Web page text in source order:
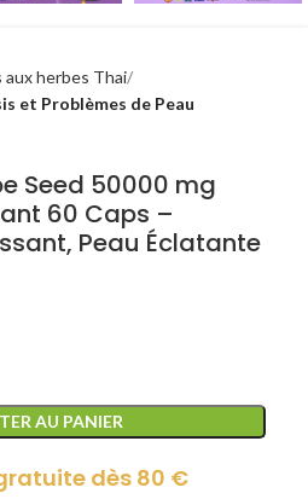
herbes Thai
et Problèmes de Peau
Seed 50000 mg
60 Caps –
Peau Éclatante
AU PANIER
dès 80 €